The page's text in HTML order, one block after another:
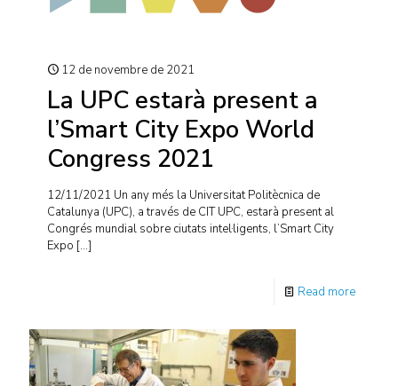
12 de novembre de 2021
La UPC estarà present a
l’Smart City Expo World
Congress 2021
12/11/2021 Un any més la Universitat Politècnica de
Catalunya (UPC), a través de CIT UPC, estarà present al
Congrés mundial sobre ciutats intel·ligents, l’Smart City
Expo […]
Read more